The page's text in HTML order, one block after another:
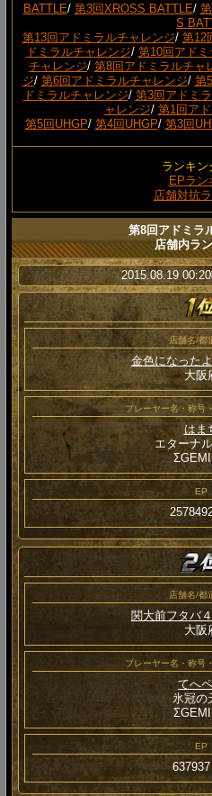
BATTLE/ 第3回XROSS BATTLE/
S
第13回アドミラルチャレンジ/ 第12
ドミラルチャレンジ/ 第10回アド
チャレンジ/ 第8回アドミラルチャ
ジ/ 第6回アドミラルチャレンジ/ 第
ドミラルチャレンジ/ 第3回アドミ
ャレンジ/ 第1回ア
第5回UHGP/ 第4回UHGP/ 第3回
ランキン
EPラン
店舗対抗
第8回アドミラ
店舗内ラ
2015.08.19
店舗名/都
金色になった
大阪
プレーヤー名・称号
はま
エターナ
EP
店舗名/都
関大前フタバ
大阪
プレーヤー名・称号
てへ
氷冠の
EP